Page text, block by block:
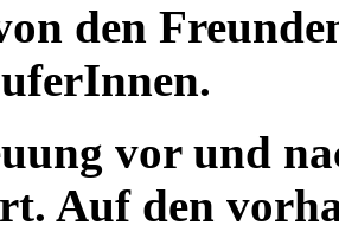
den
vor und
Auf den